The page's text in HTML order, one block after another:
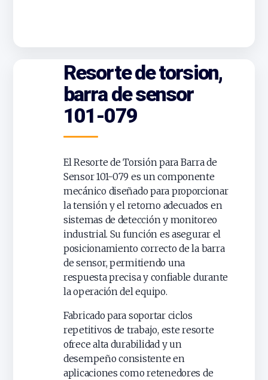
Resorte de torsion,
barra de sensor
101-079
El Resorte de Torsión para Barra de
Sensor 101-079 es un componente
mecánico diseñado para proporcionar
la tensión y el retorno adecuados en
sistemas de detección y monitoreo
industrial. Su función es asegurar el
posicionamiento correcto de la barra
de sensor, permitiendo una
respuesta precisa y confiable durante
la operación del equipo.
Fabricado para soportar ciclos
repetitivos de trabajo, este resorte
ofrece alta durabilidad y un
desempeño consistente en
aplicaciones como retenedores de